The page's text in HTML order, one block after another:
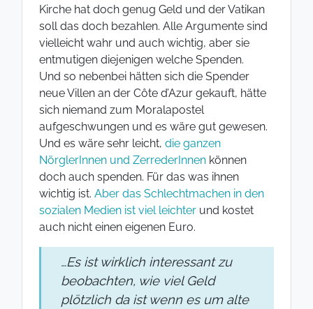
Kirche hat doch genug Geld und der Vatikan
soll das doch bezahlen. Alle Argumente sind
vielleicht wahr und auch wichtig, aber sie
entmutigen diejenigen welche Spenden.
Und so nebenbei hätten sich die Spender
neue Villen an der Côte d’Azur gekauft, hätte
sich niemand zum Moralapostel
aufgeschwungen und es wäre gut gewesen.
Und es wäre sehr leicht, die ganzen
NörglerInnen und ZerrederInnen können
doch auch spenden. Für das was ihnen
wichtig ist. Aber das Schlechtmachen in den
sozialen Medien ist viel leichter und kostet
auch nicht einen eigenen Euro.
…Es ist wirklich interessant zu
beobachten, wie viel Geld
plötzlich da ist wenn es um alte